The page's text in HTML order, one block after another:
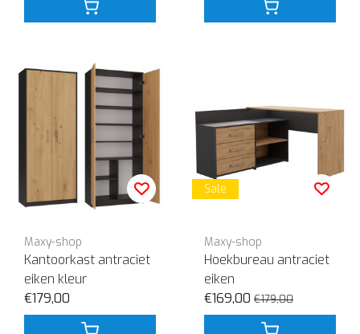
Maxy-shop
Kantoorkast antraciet
eiken kleur
€179,00
Sale
Maxy-shop
Hoekbureau antraciet
eiken
€169,00 €179,00